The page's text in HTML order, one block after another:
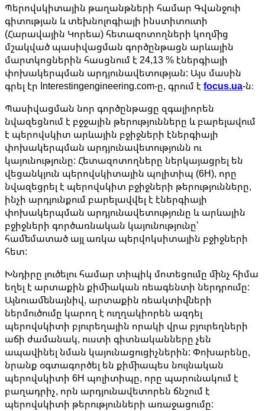
Պերովսկիտային թաղանթների համար Գվանջուի
գիտության և տեխնոլոգիայի ինստիտուտի
(Հարավային Կորեա) հետազոտողների կողմից
մշակված պասիվացման գործընթացն արևային
մարտկոցներին հասցնում է 24,13 % էներգիայի
փոխակերպման արդյունավետության: Այս մասին
գրել էր Interestingengineering.com-ը, գրում է focus.ua-ն։
Պասիվացման նոր գործընթացը զգալիորեն
նվազեցնում է բջջային թերությունները և բարելավում
է պերովսկիտ արևային բջիջների էներգիայի
փոխակերպման արդյունավետությունն ու
կայունությունը: Հետազոտողները ներկայացրել են
վեցանկյուն պերովսկիտային պոլիտիպ (6H), որը
նվազեցրել է պերովսկիտ բջիջների թերությունները,
ինչի արդյունքում բարելավվել է էներգիայի
փոխակերպման արդյունավետությունը և արևային
բջիջների գործառնական կայունությունը՝
համեմատած այլ առկա պերվոկսիտային բջիջների
հետ:
Խնդիրը լուծելու համար տիպիկ մոտեցումը մինչ հիմա
եղել է արտաքին քիմիական ռեագենտի ներդրումը:
Այնուամենայնիվ, արտաքին ռեակտիվների
ներմուծումը կարող է ուղղակիորեն ազդել
պերովսկիտի բյուրեղային որակի վրա բյուրեղների
աճի ժամանակ, ուստի գիտնականները չեն
ապավինել նման կայունացուցիչներին: Փոխարենը,
նրանք օգտագործել են քիմիապես նույնական
պերովսկիտի 6H պոլիտիպը, որը պարունակում է
բաղադրիչ, որն արդյունավետորեն ճնշում է
պերովսկիտի թերությունների առաջացումը: